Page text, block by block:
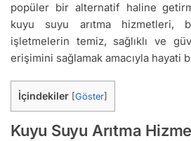
popüler bir alternatif haline
kuyu suyu arıtma hizmetleri,
işletmelerin temiz, sağlıklı ve
erişimini sağlamak amacıyla hayati
İçindekiler Göster
Kuyu Suyu Arıtma